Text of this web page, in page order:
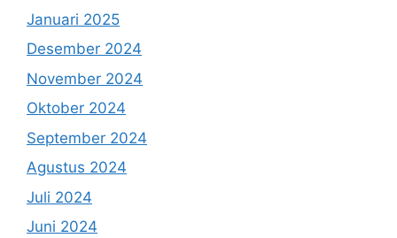
Januari 2025
Desember 2024
November 2024
Oktober 2024
September 2024
Agustus 2024
Juli 2024
Juni 2024